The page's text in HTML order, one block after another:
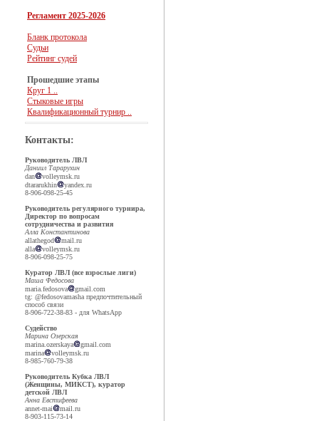
Регламент 2025-2026
Бланк протокола
Судьи
Рейтинг судей
Прошедшие этапы
Круг 1 ..
Стыковые игры
Квалификационный турнир ..
Контакты:
Руководитель ЛВЛ
Даниил Тарарухин
dan
volleymsk.ru
dtararukhin
yandex.ru
8-906-098-25-45
Руководитель регулярного турнира,
Директор по вопросам
сотрудничества и развития
Алла Константинова
allathegod
mail.ru
alla
volleymsk.ru
8-906-098-25-75
Куратор ЛВЛ (все взрослые лиги)
Маша Федосова
maria.fedosova
gmail.com
tg: @fedosovamasha предпочтительный
способ связи
8-906-722-38-83 - для WhatsApp
Судейство
Марина Озерская
marina.ozerskaya
gmail.com
marina
volleymsk.ru
8-985-760-79-38
Руководитель Кубка ЛВЛ
(Женщины, МИКСТ), куратор
детской ЛВЛ
Анна Евстифеева
annet-mai
mail.ru
8-903-115-73-14